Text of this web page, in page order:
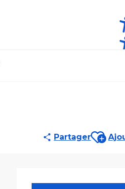
PartagerAjouter